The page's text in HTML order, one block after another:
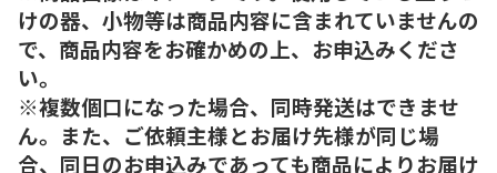
けの器、小物等は商品内容に含まれていませんの
で、商品内容をお確かめの上、お申込みくださ
い。
※複数個口になった場合、同時発送はできませ
ん。また、ご依頼主様とお届け先様が同じ場
合、同日のお申込みであっても商品によりお届け